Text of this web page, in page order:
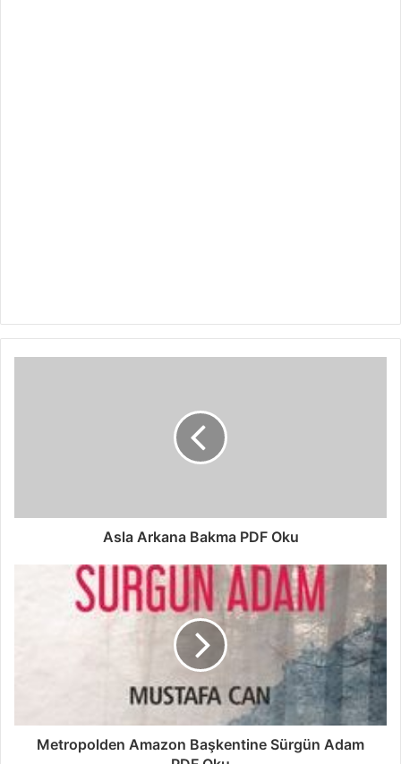
Asla Arkana Bakma PDF Oku
Metropolden Amazon Başkentine Sürgün Adam